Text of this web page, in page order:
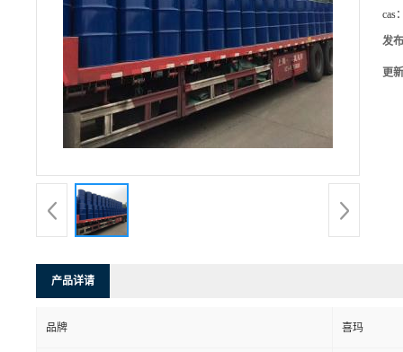
cas
发
更
产品详请
品牌 喜玛